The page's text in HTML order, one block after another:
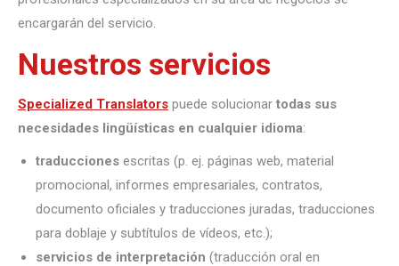
encargarán del servicio.
Nuestros servicios
Specialized Translators puede solucionar todas sus
necesidades lingüísticas en cualquier idioma:
traducciones escritas (p. ej. páginas web, material
promocional, informes empresariales, contratos,
documento oficiales y traducciones juradas, traducciones
para doblaje y subtítulos de vídeos, etc.);
servicios de interpretación (traducción oral en